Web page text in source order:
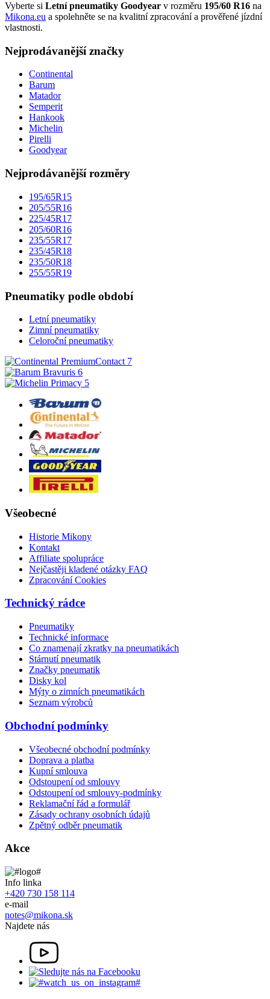
Vyberte si Letní pneumatiky Goodyear v rozměru 195/60 R16 na
Mikona.eu a spolehněte se na kvalitní zpracování a prověřené jízdní
vlastnosti.
Nejprodávanější značky
Continental
Barum
Matador
Semperit
Hankook
Michelin
Pirelli
Goodyear
Nejprodávanější rozměry
195/65R15
205/55R16
225/45R17
205/60R16
235/55R17
235/45R18
235/50R18
255/55R19
Pneumatiky podle období
Letní pneumatiky
Zimní pneumatiky
Celoroční pneumatiky
Všeobecné
Historie Mikony
Kontakt
Affiliate spolupráce
Nejčastěji kladené otázky FAQ
Zpracování Cookies
Technický rádce
Pneumatiky
Technické informace
Co znamenají zkratky na pneumatikách
Stárnutí pneumatik
Značky pneumatik
Disky kol
Mýty o zimních pneumatikách
Seznam výrobců
Obchodní podmínky
Všeobecné obchodní podmínky
Doprava a platba
Kupní smlouva
Odstoupení od smlouvy
Odstoupení od smlouvy-podmínky
Reklamační řád a formulář
Zásady ochrany osobních údajů
Zpětný odběr pneumatik
Akce
Info linka
+420 730 158 114
e-mail
notes@mikona.sk
Najdete nás